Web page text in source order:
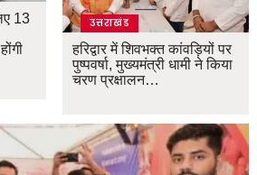
13
उत्तराखंड
हरिद्वार में शिवभक्त कांवड़ियों पर
पुष्पवर्षा, मुख्यमंत्री धामी ने किया
चरण प्रक्षालन…